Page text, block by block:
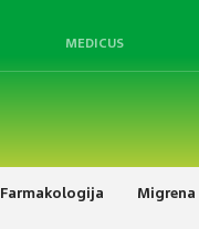
MEDICUS
Farmakologija Migrena